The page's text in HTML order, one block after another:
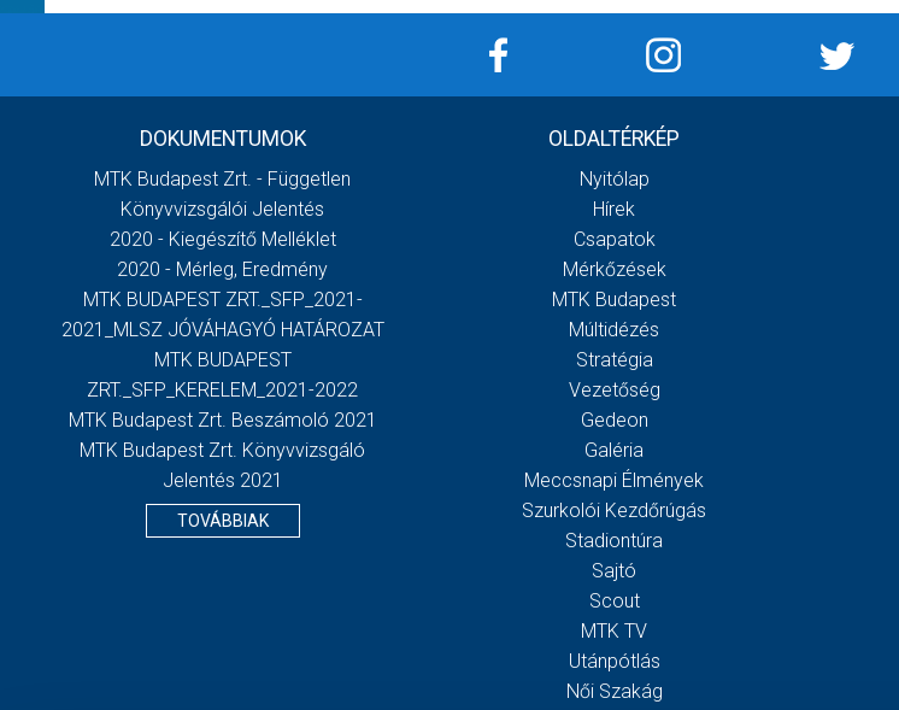
DOKUMENTUMOK
MTK Budapest Zrt. - Független
Könyvvizsgálói Jelentés
2020 - Kiegészítő Melléklet
2020 - Mérleg, Eredmény
MTK BUDAPEST ZRT._SFP_2021-
2021_MLSZ JÓVÁHAGYÓ HATÁROZAT
MTK BUDAPEST
ZRT._SFP_KERELEM_2021-2022
MTK Budapest Zrt. Beszámoló 2021
MTK Budapest Zrt. Könyvvizsgáló
Jelentés 2021
TOVÁBBIAK
OLDALTÉRKÉP
Nyitólap
Hírek
Csapatok
Mérkőzések
MTK Budapest
Múltidézés
Stratégia
Vezetőség
Gedeon
Galéria
Meccsnapi Élmények
Szurkolói Kezdőrúgás
Stadiontúra
Sajtó
Scout
MTK TV
Utánpótlás
Női Szakág